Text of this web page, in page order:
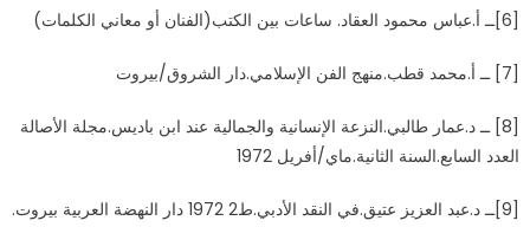
[6]ــ أ.عباس محمود العقاد. ساعات بين الكتب(الفنان أو معاني الكلمات)
[7] ــ أ.محمد قطب.منهج الفن الإسلامي.دار الشروق/بيروت
[8] ــ د.عمار طالبي.النزعة الإنسانية والجمالية عند ابن باديس.مجلة الأصالة
العدد السابع.السنة الثانية.ماي/أفريل 1972
[9]ــ د.عبد العزيز عتيق.في النقد الأدبي.ط2 1972 دار النهضة العربية بيروت.